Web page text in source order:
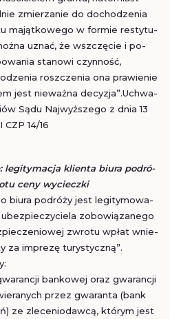
zmie­rza­nie do do­cho­dze­nia
ma­jąt­ko­we­go w for­mie re­sty­tu­
uznać, że wsz­czę­cie i po­
sta­no­wi czyn­ność,
rosz­cze­nia ona pra­wie­nie
jest nie­waż­na de­cy­zja”.Uchwa­
Sądu Naj­wyż­sze­go z dnia 13
14/16
le­gi­ty­ma­cja klien­ta biura po­dró­
ceny wy­ciecz­ki
biura po­dró­ży jest le­gi­ty­mo­wa­
zo­bo­wią­za­ne­go
zwro­tu wpłat wnie­
za im­pre­zę tu­ry­stycz­ną”.
ban­ko­wej oraz gwa­ran­cji
przez gwa­ran­ta (bank
ze zle­ce­nio­daw­cą, któ­rym jest